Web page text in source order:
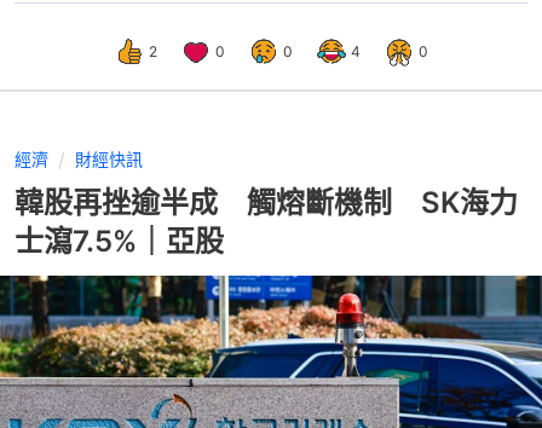
2 0 0 4 0
經濟 財經快訊
韓股再挫逾半成 觸熔斷機制 SK海力
士瀉7.5%｜亞股